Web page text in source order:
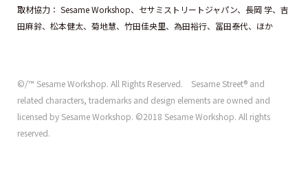
取材協力： Sesame Workshop、セサミストリートジャパン、長岡 学、吉
田麻鈴、松本健太、菊地慧、竹田佳央里、為田裕行、冨田泰代、ほか
©/™ Sesame Workshop. All Rights Reserved. Sesame Street® and
related characters, trademarks and design elements are owned and
licensed by Sesame Workshop. ©2018 Sesame Workshop. All rights
reserved.